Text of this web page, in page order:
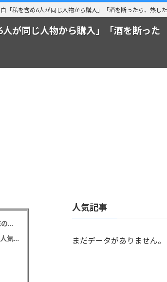
私を含め6人が同じ人物から購入」「酒を断ったら、熱し
が同じ人物から購入」「酒を断った
中居正広氏 「ひそかに被災地支援」か？ 2016年の熊本地震直後には現地で炊き出し 親友・松本人志の闘病に心を痛め、頻繁に連絡も
レインボー 池田直人と結婚の佐藤佳奈アナ AKB48合格、熱烈アイドルオタク「さかなちゃん」として人気に、7月末に読売テレビ退社
人気記事
まだデータがありません。